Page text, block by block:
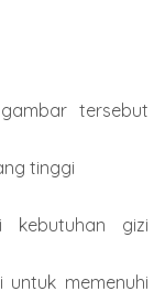
tersebut
tinggi
kebutuhan gizi
memenuhi